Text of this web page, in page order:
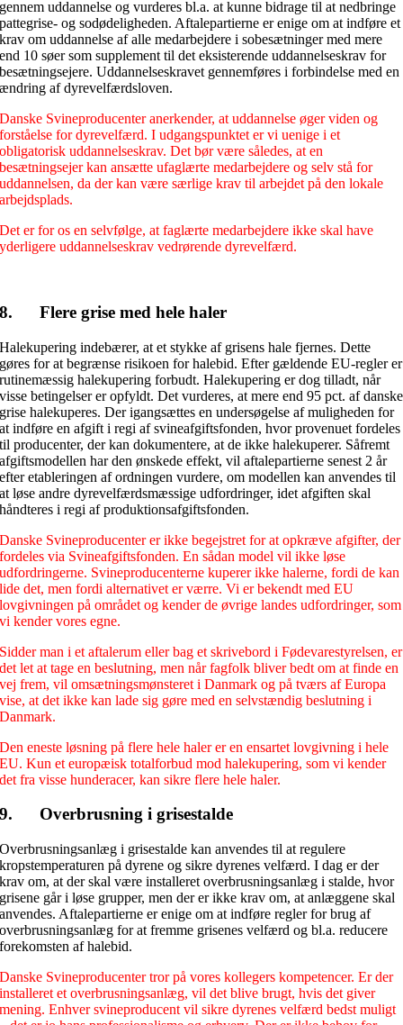
gennem uddannelse og vurderes bl.a. at kunne bidrage til at nedbringe
pattegrise- og sodødeligheden. Aftalepartierne er enige om at indføre et
krav om uddannelse af alle medarbejdere i sobesætninger med mere
end 10 søer som supplement til det eksisterende uddannelseskrav for
besætningsejere. Uddannelseskravet gennemføres i forbindelse med en
ændring af dyrevelfærdsloven.
Danske Svineproducenter anerkender, at uddannelse øger viden og
forståelse for dyrevelfærd. I udgangspunktet er vi uenige i et
obligatorisk uddannelseskrav. Det bør være således, at en
besætningsejer kan ansætte ufaglærte medarbejdere og selv stå for
uddannelsen, da der kan være særlige krav til arbejdet på den lokale
arbejdsplads.
Det er for os en selvfølge, at faglærte medarbejdere ikke skal have
yderligere uddannelseskrav vedrørende dyrevelfærd.
8. Flere grise med hele haler
Halekupering indebærer, at et stykke af grisens hale fjernes. Dette
gøres for at begrænse risikoen for halebid. Efter gældende EU-regler er
rutinemæssig halekupering forbudt. Halekupering er dog tilladt, når
visse betingelser er opfyldt. Det vurderes, at mere end 95 pct. af danske
grise halekuperes. Der igangsættes en undersøgelse af muligheden for
at indføre en afgift i regi af svineafgiftsfonden, hvor provenuet fordeles
til producenter, der kan dokumentere, at de ikke halekuperer. Såfremt
afgiftsmodellen har den ønskede effekt, vil aftalepartierne senest 2 år
efter etableringen af ordningen vurdere, om modellen kan anvendes til
at løse andre dyrevelfærdsmæssige udfordringer, idet afgiften skal
håndteres i regi af produktionsafgiftsfonden.
Danske Svineproducenter er ikke begejstret for at opkræve afgifter, der
fordeles via Svineafgiftsfonden. En sådan model vil ikke løse
udfordringerne. Svineproducenterne kuperer ikke halerne, fordi de kan
lide det, men fordi alternativet er værre. Vi er bekendt med EU
lovgivningen på området og kender de øvrige landes udfordringer, som
vi kender vores egne.
Sidder man i et aftalerum eller bag et skrivebord i Fødevarestyrelsen, er
det let at tage en beslutning, men når fagfolk bliver bedt om at finde en
vej frem, vil omsætningsmønsteret i Danmark og på tværs af Europa
vise, at det ikke kan lade sig gøre med en selvstændig beslutning i
Danmark.
Den eneste løsning på flere hele haler er en ensartet lovgivning i hele
EU. Kun et europæisk totalforbud mod halekupering, som vi kender
det fra visse hunderacer, kan sikre flere hele haler.
9. Overbrusning i grisestalde
Overbrusningsanlæg i grisestalde kan anvendes til at regulere
kropstemperaturen på dyrene og sikre dyrenes velfærd. I dag er der
krav om, at der skal være installeret overbrusningsanlæg i stalde, hvor
grisene går i løse grupper, men der er ikke krav om, at anlæggene skal
anvendes. Aftalepartierne er enige om at indføre regler for brug af
overbrusningsanlæg for at fremme grisenes velfærd og bl.a. reducere
forekomsten af halebid.
Danske Svineproducenter tror på vores kollegers kompetencer. Er der
installeret et overbrusningsanlæg, vil det blive brugt, hvis det giver
mening. Enhver svineproducent vil sikre dyrenes velfærd bedst muligt